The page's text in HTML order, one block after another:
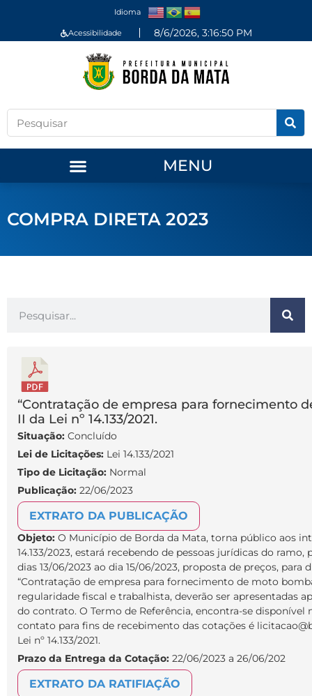
Idioma
Acessibilidade 8/6/2026, 3:16:50 PM
MENU
COMPRA DIRETA 2023
“Contratação de empresa para fornecimento
II da Lei nº 14.133/2021.
Situação: Concluído
Lei de Licitações: Lei 14.133/2021
Tipo de Licitação: Normal
Publicação: 22/06/2023
EXTRATO DA PUBLICAÇÃO
Objeto: O Município de Borda da Mata, torna público aos
14.133/2023, estará recebendo de pessoas jurídicas do
dias 13/06/2023 ao dia 15/06/2023, proposta de preços,
“Contratação de empresa para fornecimento de moto
regularidade fiscal e trabalhista, deverão ser apresentadas
do contrato. O Termo de Referência, encontra-se
contato para fins de recebimento das cotações é
Lei nº 14.133/2021.
Prazo da Entrega da Cotação: 22/06/2023 a 26/06/202
EXTRATO DA RATIFIAÇÃO